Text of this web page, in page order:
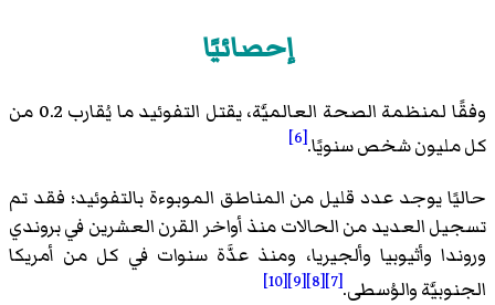
إحصائيًا
وفقًا لمنظمة الصحة العالميَّة، يقتل التفوئيد ما يُقارب 0.2 من
كل مليون شخص سنويًا.[6]
حاليًا يوجد عدد قليل من المناطق الموبوءة بالتفوئيد؛ فقد تم
تسجيل العديد من الحالات منذ أواخر القرن العشرين في بروندي
وروندا وأثيوبيا وألجيريا، ومنذ عدَّة سنوات في كل من أمريكا
الجنوبيَّة والوُسطى.[7]
[8]
[9]
[10]